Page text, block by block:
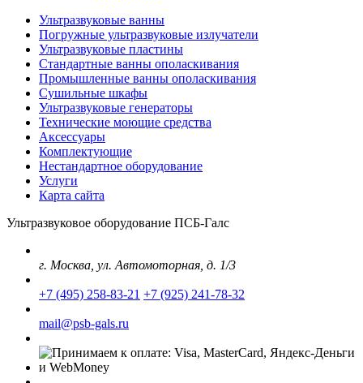
Ультразвуковые ванны
Погружные ультразвуковые излучатели
Ультразвуковые пластины
Стандартные ванны ополаскивания
Промышленные ванны ополаскивания
Сушильные шкафы
Ультразвуковые генераторы
Технические моющие средства
Аксессуары
Комплектующие
Нестандартное оборудование
Услуги
Карта сайта
Ультразвуковое оборудование ПСБ-Галс
г. Москва, ул. Автомоторная, д. 1/3
+7 (495) 258-83-21 +7 (925) 241-78-32
mail@psb-gals.ru